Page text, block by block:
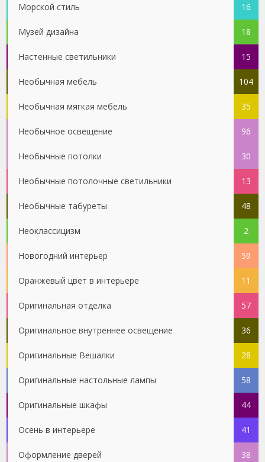
Морской стиль 16
Музей дизайна 18
Настенные светильники 15
Необычная мебель 104
Необычная мягкая мебель 35
Необычное освещение 96
Необычные потолки 30
Необычные потолочные светильники 13
Необычные табуреты 48
Неоклассицизм 2
Новогодний интерьер 59
Оранжевый цвет в интерьере 11
Оригинальная отделка 57
Оригинальное внутреннее освещение 36
Оригинальные Вешалки 28
Оригинальные настольные лампы 58
Оригинальные шкафы 44
Осень в интерьере 41
Оформление дверей 38